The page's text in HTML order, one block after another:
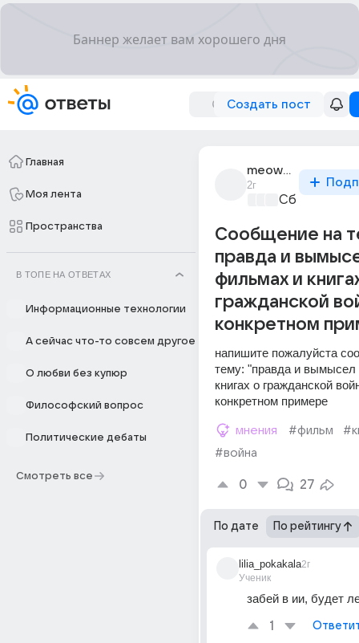
Создать пост
Главная
Моя лента
Пространства
В ТОПЕ НА ОТВЕТАХ
Информационные технологии
А сейчас что-то совсем другое
О любви без купюр
Философский вопрос
Политические дебаты
Смотреть все
meow_736
2г
Сборная
Сообщение на
правда и
фильмах и
гражданской
конкретном
напишите пожалуйста
тему: "правда и
книгах о гражданской
конкретном примере
мнения #фильм
#война
0 27
По дате По рейтингу
lilia_pokakala
Ученик
2г
забей в ии, будет
1